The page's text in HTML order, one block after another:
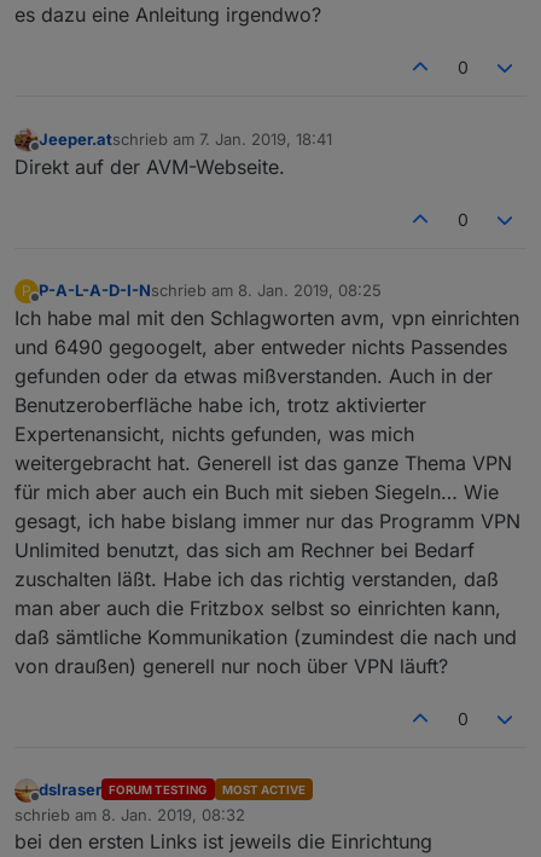
es dazu eine Anleitung irgendwo?
0
Offline
Jeeper.atschrieb am 7. Jan. 2019, 18:41
zuletzt editiert von
Direkt auf der AVM-Webseite.
0
P
Offline
P-A-L-A-D-I-Nschrieb am 8. Jan. 2019, 08:25
zuletzt editiert von
Ich habe mal mit den Schlagworten avm, vpn einrichten
und 6490 gegoogelt, aber entweder nichts Passendes
gefunden oder da etwas mißverstanden. Auch in der
Benutzeroberfläche habe ich, trotz aktivierter
Expertenansicht, nichts gefunden, was mich
weitergebracht hat. Generell ist das ganze Thema VPN
für mich aber auch ein Buch mit sieben Siegeln… Wie
gesagt, ich habe bislang immer nur das Programm VPN
Unlimited benutzt, das sich am Rechner bei Bedarf
zuschalten läßt. Habe ich das richtig verstanden, daß
man aber auch die Fritzbox selbst so einrichten kann,
daß sämtliche Kommunikation (zumindest die nach und
von draußen) generell nur noch über VPN läuft?
0
Offline
dslraser FORUM TESTING MOST ACTIVE
schrieb am 8. Jan. 2019, 08:32
zuletzt editiert von
bei den ersten Links ist jeweils die Einrichtung